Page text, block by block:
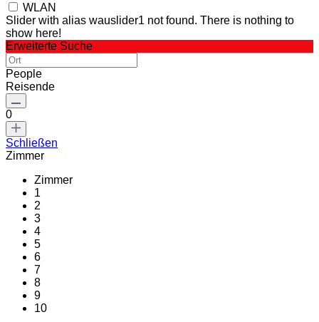
WLAN
Slider with alias wauslider1 not found. There is nothing to
show here!
Erweiterte Suche
People
Reisende
0
Schließen
Zimmer
Zimmer
1
2
3
4
5
6
7
8
9
10